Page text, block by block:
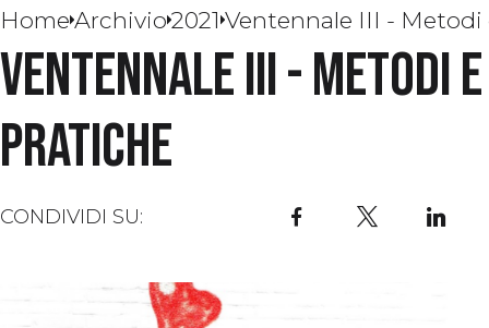
Home Archivio 2021 Ventennale III - Metodi
Ventennale III - Metodi e
pratiche
CONDIVIDI SU: Facebook